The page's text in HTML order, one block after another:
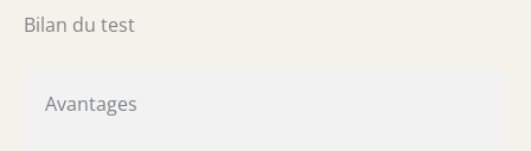
Bilan du test
Avantages